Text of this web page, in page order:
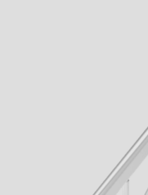
Wenn aus
Lernen sie